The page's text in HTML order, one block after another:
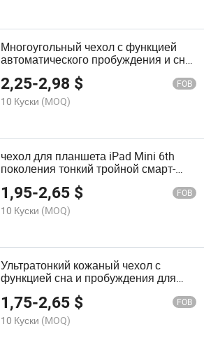
Многоугольный чехол с функцией
автоматического пробуждения и сна
для iPad Air 5th/4th 10.9 2022/2020
2,25-2,98 $ FOB
10 Куски (MOQ)
чехол для планшета iPad Mini 6th
поколения тонкий тройной смарт-
фолио из PU кожи для iPad Mini 6 8.3
дюймов 2021
1,95-2,65 $ FOB
10 Куски (MOQ)
Ультратонкий кожаный чехол с
функцией сна и пробуждения для
Lite 8.7" T220/T225/T227
1,75-2,65 $ FOB
10 Куски (MOQ)